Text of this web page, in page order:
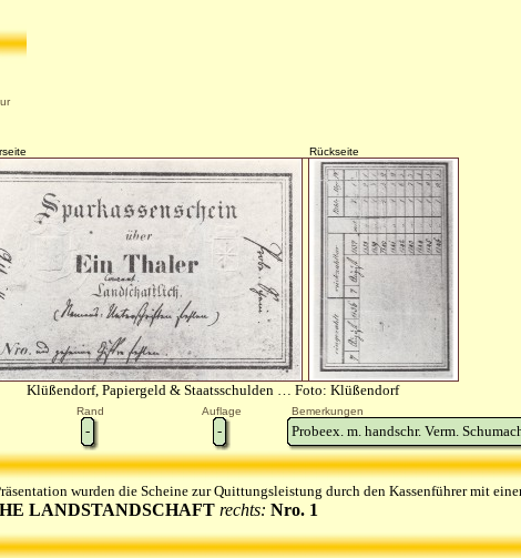
Rückseite
Klüßendorf, Papiergeld & Staatsschulden … Foto: Klüßendorf
Rand Auflage Bemerkungen
- - Probeex. m. handschr. Verm.
wurden die Scheine zur Quittungsleistung durch den Kassenführer mit
LANDSTANDSCHAFT rechts: Nro. 1